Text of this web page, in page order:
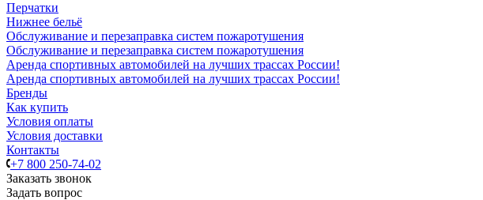
Перчатки
Нижнее бельё
Обслуживание и перезаправка систем пожаротушения
Обслуживание и перезаправка систем пожаротушения
Аренда спортивных автомобилей на лучших трассах России!
Аренда спортивных автомобилей на лучших трассах России!
Бренды
Как купить
Условия оплаты
Условия доставки
Контакты
+7 800 250-74-02
Заказать звонок
Задать вопрос